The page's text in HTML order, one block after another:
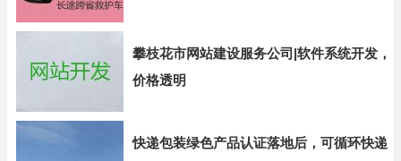
攀枝花市网站建设服务公司|软件系统开发，
价格透明
快递包装绿色产品认证落地后，可循环快递